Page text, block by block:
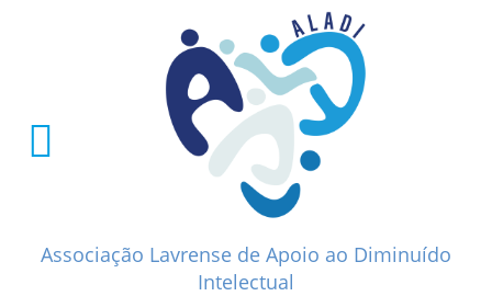
Associação Lavrense de Apoio ao Diminuído
Intelectual